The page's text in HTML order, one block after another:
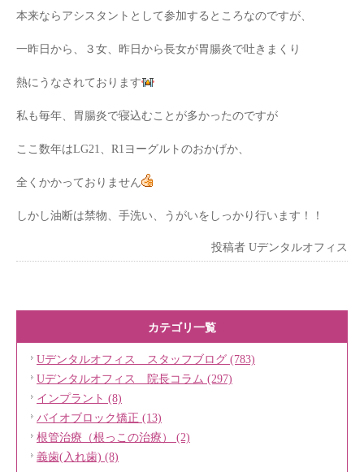
本来ならアシスタントとして参加するところなのですが、
一昨日から、３女、昨日から長女が胃腸炎で吐きまくり
熱にうなされております
私も毎年、胃腸炎で寝込むことが多かったのですが
ここ数年はLG21、R1ヨーグルトのおかげか、
全くかかっておりません
しかし油断は禁物、手洗い、うがいをしっかり行います！！
投稿者 Uデンタルオフィス
カテゴリ一覧
Uデンタルオフィス スタッフブログ (783)
Uデンタルオフィス 院長コラム (297)
インプラント (8)
バイオブロック矯正 (13)
根管治療（根っこの治療） (2)
義歯(入れ歯) (8)